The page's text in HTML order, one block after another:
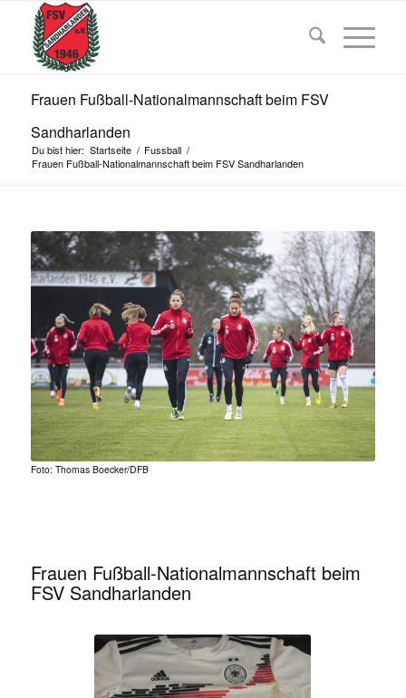
Frauen Fußball-Nationalmannschaft beim FSV
Sandharlanden
Du bist hier: Startseite / Fussball /
Frauen Fußball-Nationalmannschaft beim FSV Sandharlanden
Foto: Thomas Boecker/DFB
Frauen Fußball-Nationalmannschaft beim
FSV Sandharlanden